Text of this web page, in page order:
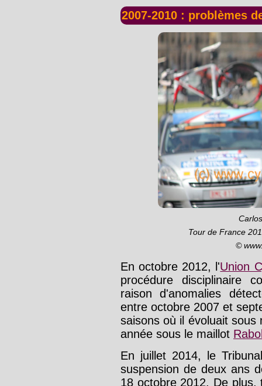
2007-2010 : problèmes
Tour de France
©
En octobre 2012, l'Union
procédure disciplinaire
raison d'anomalies
entre octobre 2007 et
saisons où il évoluait
année sous le maillot
En juillet 2014, le
suspension de deux ans
18 octobre 2012. De